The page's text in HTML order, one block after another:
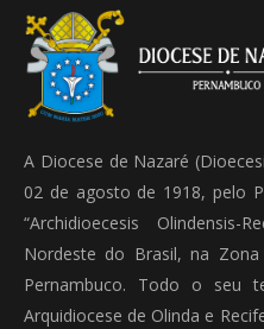
A Diocese de Nazaré
02 de agosto de 1918, pelo
“Archidioecesis Olindensis-
Nordeste do Brasil, na
Pernambuco. Todo o seu
Arquidiocese de Olinda e